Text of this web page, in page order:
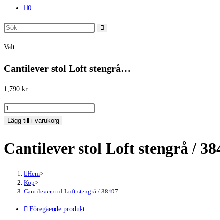
0
Sök
webbplats
Valt:
Cantilever stol Loft stengrå…
1,790 kr
Cantilever
stol
stengrå
mängd
Lägg till i varukorg
Cantilever stol Loft stengrå /
Hem>
Köp>
Cantilever stol Loft stengrå / 38497
Föregående produkt